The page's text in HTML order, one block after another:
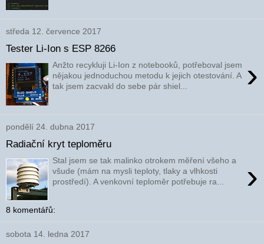
středa 12. července 2017
Tester Li-Ion s ESP 8266
›
Anžto recykluji Li-Ion z notebooků, potřeboval jsem
nějakou jednoduchou metodu k jejich otestování. A
tak jsem zacvakl do sebe pár shiel...
pondělí 24. dubna 2017
Radiační kryt teploměru
›
Stal jsem se tak malinko otrokem měření všeho a
všude (mám na mysli teploty, tlaky a vlhkosti
prostředí). A venkovní teploměr potřebuje ra...
8 komentářů:
sobota 14. ledna 2017